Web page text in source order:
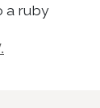
a ruby